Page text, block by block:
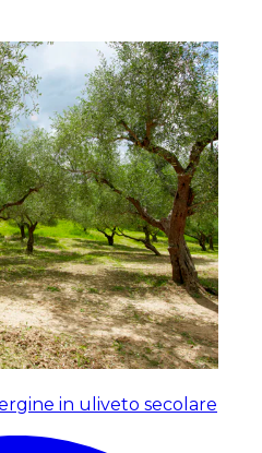
in uliveto secolare